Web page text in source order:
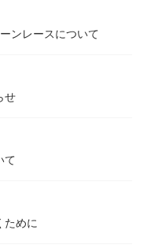
ンレースについて
せ
て
ために